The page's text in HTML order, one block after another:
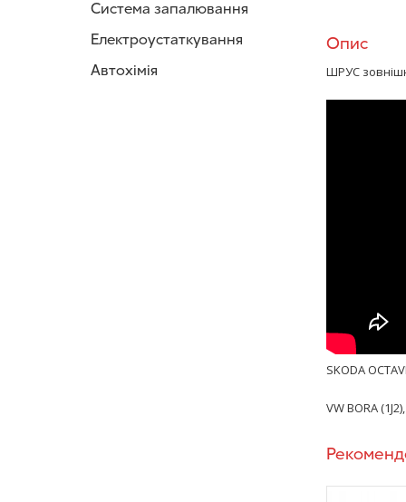
Система запалювання
Електроустаткування
Автохімія
Опис
ШРУС
SKODA
VW BORA